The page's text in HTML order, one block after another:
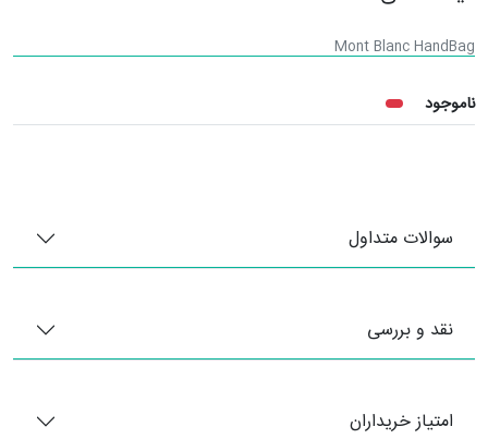
Mont Blanc HandBag
ناموجود
سوالات متداول
نقد و بررسی
امتیاز خریداران